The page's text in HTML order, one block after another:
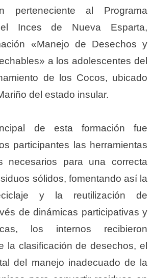
perteneciente al Programa
Inces de Nueva Esparta,
«Manejo de Desechos y
a los adolescentes del
de los Cocos, ubicado
del estado insular.
de esta formación fue
participantes las herramientas
necesarios para una correcta
sólidos, fomentando así la
y la reutilización de
de dinámicas participativas y
los internos recibieron
la clasificación de desechos, el
del manejo inadecuado de la